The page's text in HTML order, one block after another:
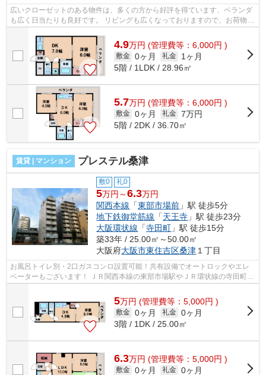
広いクローゼットのある物件は、多くの方から好評を得ています、ベランダ
も広く日当たりも良好です。 リビングも広くなっておりますので、お荷物の
4.9万円 (管理費等：6,000円 )
敷金 0ヶ月 礼金
1ヶ月
5階 / 1LDK / 28.96㎡
5.7万円 (管理費等：6,000円 )
敷金 0ヶ月 礼金 7万円
5階 / 2DK / 36.70㎡
賃貸 | マンション プレステル桑津
敷0 礼0
5万円～6.3万円
関西本線 「東部市場前 」駅 徒歩5分
地下鉄御堂筋線 「天王寺 」駅 徒歩23分
大阪環状線 「寺田町 」駅 徒歩15分
築33年 / 25.00㎡～50.00㎡
大阪府大阪市東住吉区桑津 １丁目
お風呂トイレ別・2口ガスコンロ設置可能！共有設備でオートロックやエレ
ベーターもございます！ ＪＲ関西本線の東部市場駅やＪＲ環状線の寺田町駅
5万円 (管理費等：5,000円 )
敷金 0ヶ月 礼金 0ヶ月
3階 / 1DK / 25.00㎡
6.3万円 (管理費等：5,000円 )
敷金 0ヶ月 礼金 0ヶ月